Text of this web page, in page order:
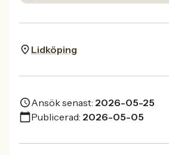
Lidköping
Ansök senast: 2026-05-25
Publicerad: 2026-05-05